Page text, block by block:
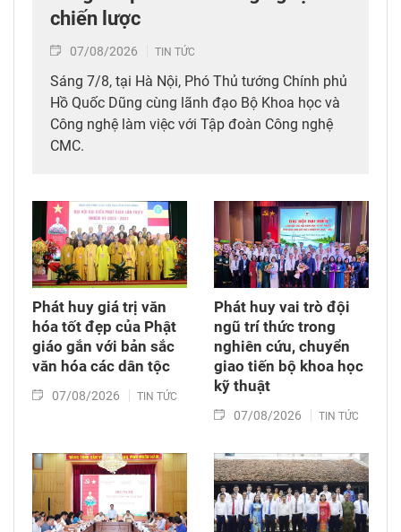
chiến lược
07/08/2026 TIN TỨC
Sáng 7/8, tại Hà Nội, Phó Thủ tướng Chính phủ
Hồ Quốc Dũng cùng lãnh đạo Bộ Khoa học và
Công nghệ làm việc với Tập đoàn Công nghệ
CMC.
Phát huy giá trị văn
hóa tốt đẹp của Phật
giáo gắn với bản sắc
văn hóa các dân tộc
07/08/2026 TIN TỨC
Phát huy vai trò đội
ngũ trí thức trong
nghiên cứu, chuyển
giao tiến bộ khoa học
kỹ thuật
07/08/2026 TIN TỨC